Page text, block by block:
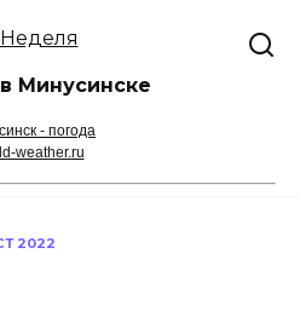
Минусинске
- погода
weather.ru
2022